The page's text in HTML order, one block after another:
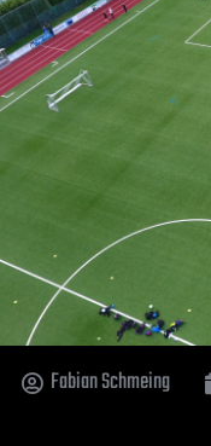
Fabian Schmeing